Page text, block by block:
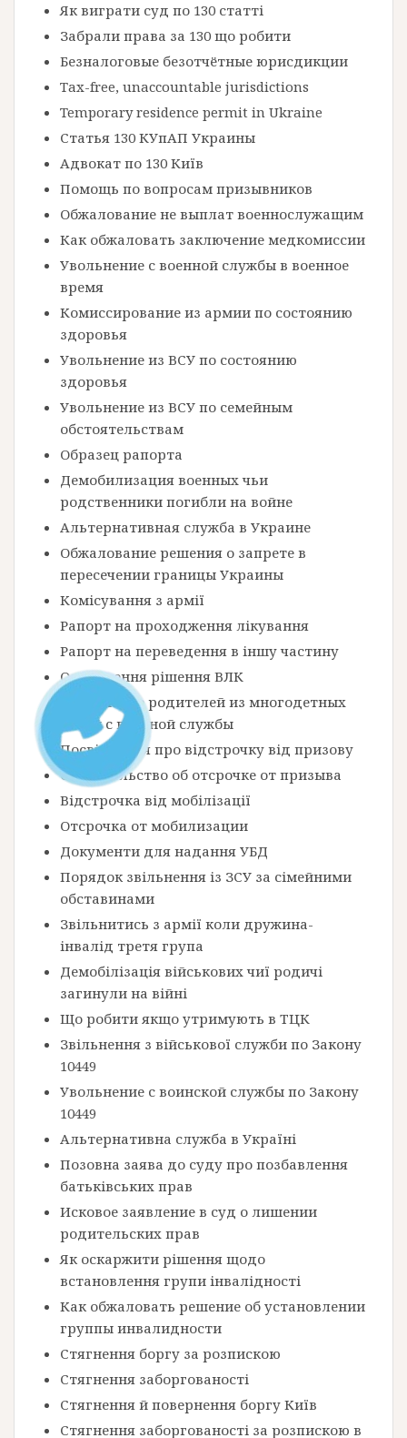
Як виграти суд по 130 статті
Забрали права за 130 що робити
Безналоговые безотчётные юрисдикции
Tax-free, unaccountable jurisdictions
Temporary residence permit in Ukraine
Статья 130 КУпАП Украины
Адвокат по 130 Київ
Помощь по вопросам призывников
Обжалование не выплат военнослужащим
Как обжаловать заключение медкомиссии
Увольнение с военной службы в военное
время
Комиссирование из армии по состоянию
здоровья
Увольнение из ВСУ по состоянию
здоровья
Увольнение из ВСУ по семейным
обстоятельствам
Образец рапорта
Демобилизация военных чьи
родственники погибли на войне
Альтернативная служба в Украине
Обжалование решения о запрете в
пересечении границы Украины
Комісування з армії
Рапорт на проходження лікування
Рапорт на переведення в іншу частину
Оскарження рішення ВЛК
Увольнение родителей из многодетных
семей с военной службы
Посвідчення про відстрочку від призову
Свидетельство об отсрочке от призыва
Відстрочка від мобілізації
Отсрочка от мобилизации
Документи для надання УБД
Порядок звільнення із ЗСУ за сімейними
обставинами
Звільнитись з армії коли дружина-
інвалід третя група
Демобілізація військових чиї родичі
загинули на війні
Що робити якщо утримують в ТЦК
Звільнення з військової служби по Закону
10449
Увольнение с воинской службы по Закону
10449
Альтернативна служба в Україні
Позовна заява до суду про позбавлення
батьківських прав
Исковое заявление в суд о лишении
родительских прав
Як оскаржити рішення щодо
встановлення групи інвалідності
Как обжаловать решение об установлении
группы инвалидности
Стягнення боргу за розпискою
Стягнення заборгованості
Стягнення й повернення боргу Київ
Стягнення заборгованості за розпискою в